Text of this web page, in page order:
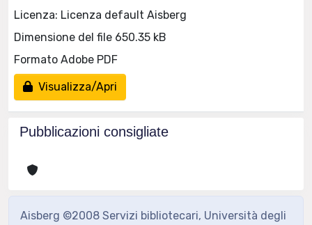
Licenza: Licenza default Aisberg
Dimensione del file 650.35 kB
Formato Adobe PDF
Visualizza/Apri
Pubblicazioni consigliate
Aisberg ©2008 Servizi bibliotecari, Università degli